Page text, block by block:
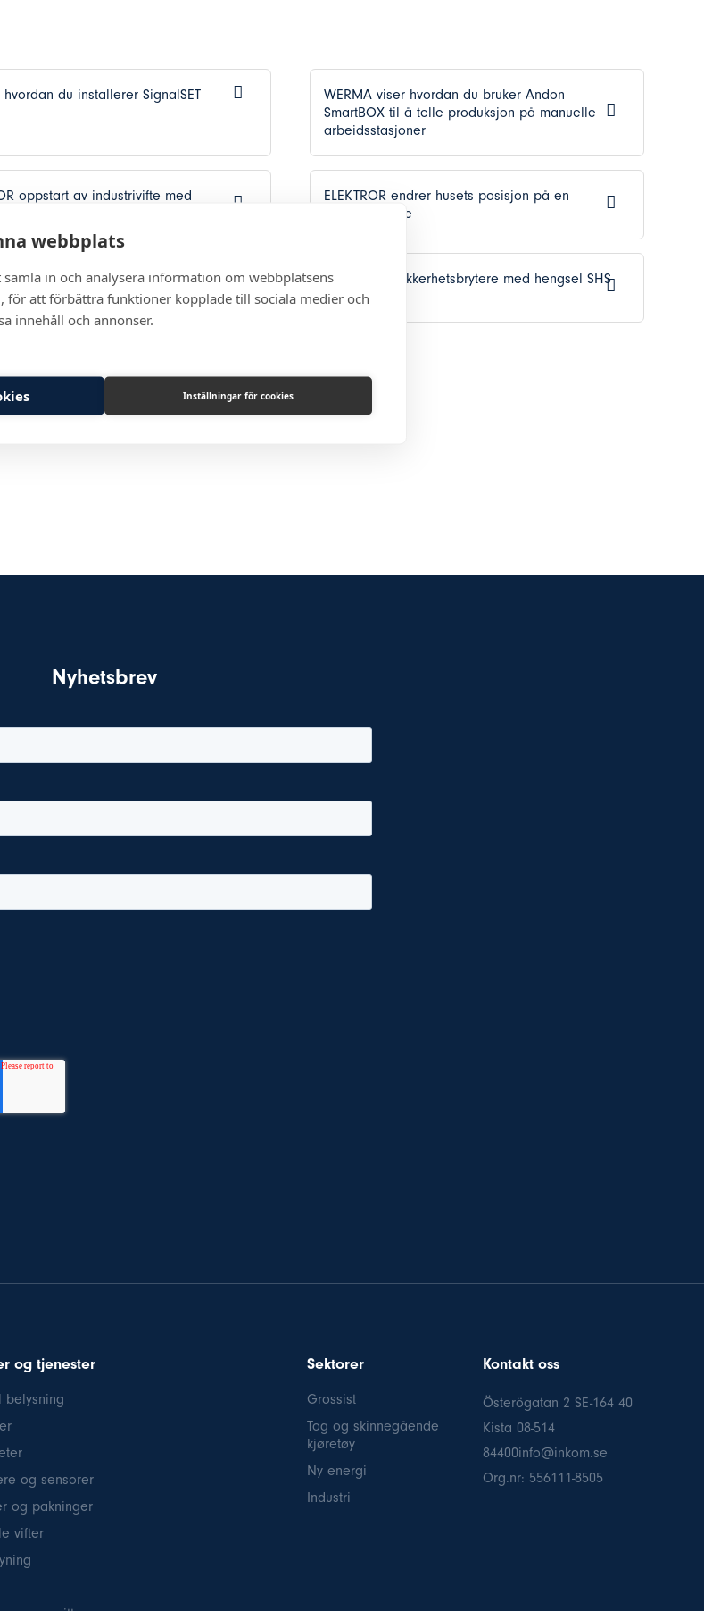
hvordan du installerer SignalSET
WERMA viser hvordan du bruker Andon
SmartBOX til å telle produksjon på manuelle
arbeidsstasjoner
oppstart av industrivifte med
ELEKTROR endrer husets posisjon på en
industriell vifte
SMART sikkerhetssystem
BERNSTEIN Sikkerhetsbrytere med hengsel SHS
og SHS3
Nyhetsbrev
og tjenester
belysning
og sensorer
og pakninger
vifter
Sektorer
Grossist
Tog og skinnegående
kjøretøy
Ny energi
Industri
Kontakt oss
Österögatan 2 SE-164 40
Kista 08-514
84400info@inkom.se
Org.nr: 556111-8505
webbplats
in och analysera information om webbplatsens
för att förbättra funktioner kopplade till sociala medier och
innehåll och annonser.
Inställningar för cookies